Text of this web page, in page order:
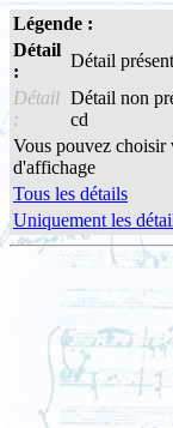
Légende :
Détail
:
Détail
Détail
:
Détail non
cd
Vous pouvez choisir
d'affichage
Tous les détails
Uniquement les